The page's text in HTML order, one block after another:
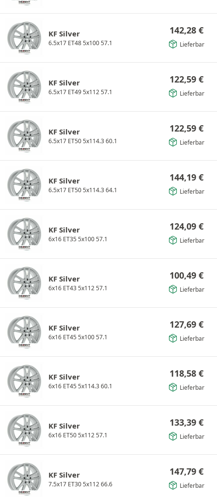
KF Silver
6.5x17 ET48 5x100 57.1
142,28 €
Lieferbar
KF Silver
6.5x17 ET49 5x112 57.1
122,59 €
Lieferbar
KF Silver
6.5x17 ET50 5x114.3 60.1
122,59 €
Lieferbar
KF Silver
6.5x17 ET50 5x114.3 64.1
144,19 €
Lieferbar
KF Silver
6x16 ET35 5x100 57.1
124,09 €
Lieferbar
KF Silver
6x16 ET43 5x112 57.1
100,49 €
Lieferbar
KF Silver
6x16 ET45 5x100 57.1
127,69 €
Lieferbar
KF Silver
6x16 ET45 5x114.3 60.1
118,58 €
Lieferbar
KF Silver
6x16 ET50 5x112 57.1
133,39 €
Lieferbar
KF Silver
7.5x17 ET30 5x112 66.6
147,79 €
Lieferbar